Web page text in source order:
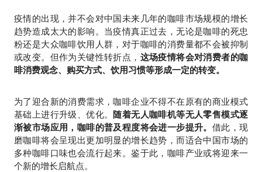
疫情的出现，并不会对中国未来几年的咖啡市场规模的增长
趋势造成太大的影响。当疫情真正过去，无论是咖啡的死忠
粉还是大众咖啡饮用人群，对于咖啡的消费量都不会被抑制
或改变。但作为关键性转折点， 这场疫情将会对消费者的咖
啡消费观念、购买方式、饮用习惯等形成一定的转变。
为了迎合新的消费需求，咖啡企业不得不在原有的商业模式
基础上进行升级、优化。 随着无人咖啡机等无人零售模式逐
渐被市场应用，咖啡的普及程度将会进一步提升。 借此，现
磨咖啡将会呈现出更加明显的增长趋势，而适合中国市场的
多种咖啡口味也会流行起来。鉴于此，咖啡产业或将迎来一
个新的增长启航点。